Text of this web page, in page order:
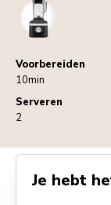
Blender
Voorbereiden
10min
Serveren
2
Je hebt